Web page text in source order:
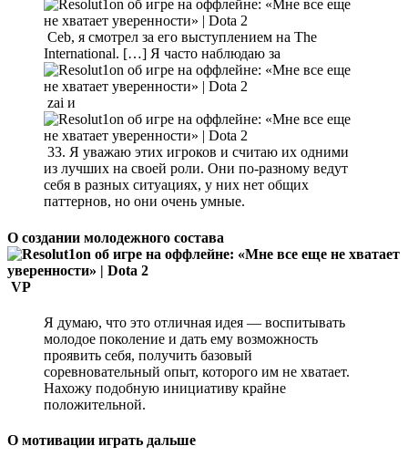
Ceb, я смотрел за его выступлением на The
International. […] Я часто наблюдаю за
zai и
33. Я уважаю этих игроков и считаю их одними
из лучших на своей роли. Они по-разному ведут
себя в разных ситуациях, у них нет общих
паттернов, но они очень умные.
О создании молодежного состава
VP
Я думаю, что это отличная идея — воспитывать
молодое поколение и дать ему возможность
проявить себя, получить базовый
соревновательный опыт, которого им не хватает.
Нахожу подобную инициативу крайне
положительной.
О мотивации играть дальше